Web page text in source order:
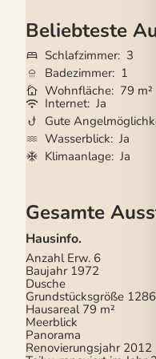
Beliebteste
Schlafzimmer 3
Badezimmer 1
Wohnfläche 79 m²
Internet Ja
Gute
Wasserblick Ja
Klimaanlage Ja
Gesamte
Hausinfo.
Anzahl Erw. 6
Baujahr 1972
Dusche
Grundstücksgröße
Hausareal 79 m²
Meerblick
Panorama
Renovierungsjahr 2012